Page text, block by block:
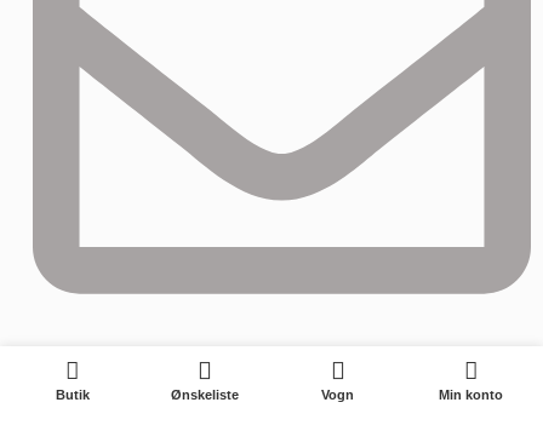
izzy@longwining.com
Butik Ønskeliste Vogn Min konto